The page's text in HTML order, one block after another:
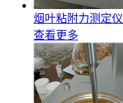
烟叶粘附力测定仪
查看更多